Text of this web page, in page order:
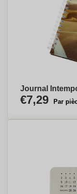
Journal
€7,29 Par